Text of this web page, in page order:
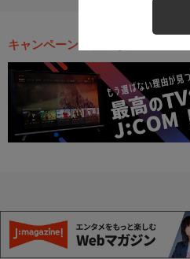
キャンペーン・お得な情報